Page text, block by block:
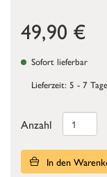
49,90 €
Sofort lieferbar
Lieferzeit: 5 - 7 Tage
Anzahl
In den